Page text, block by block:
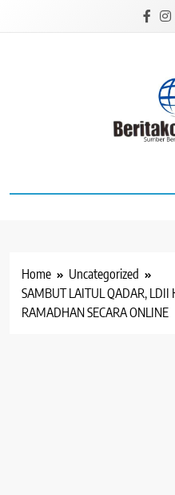
Home
Uncategorized
SAMBUT LAITUL QADAR, LDII
RAMADHAN SECARA ONLINE